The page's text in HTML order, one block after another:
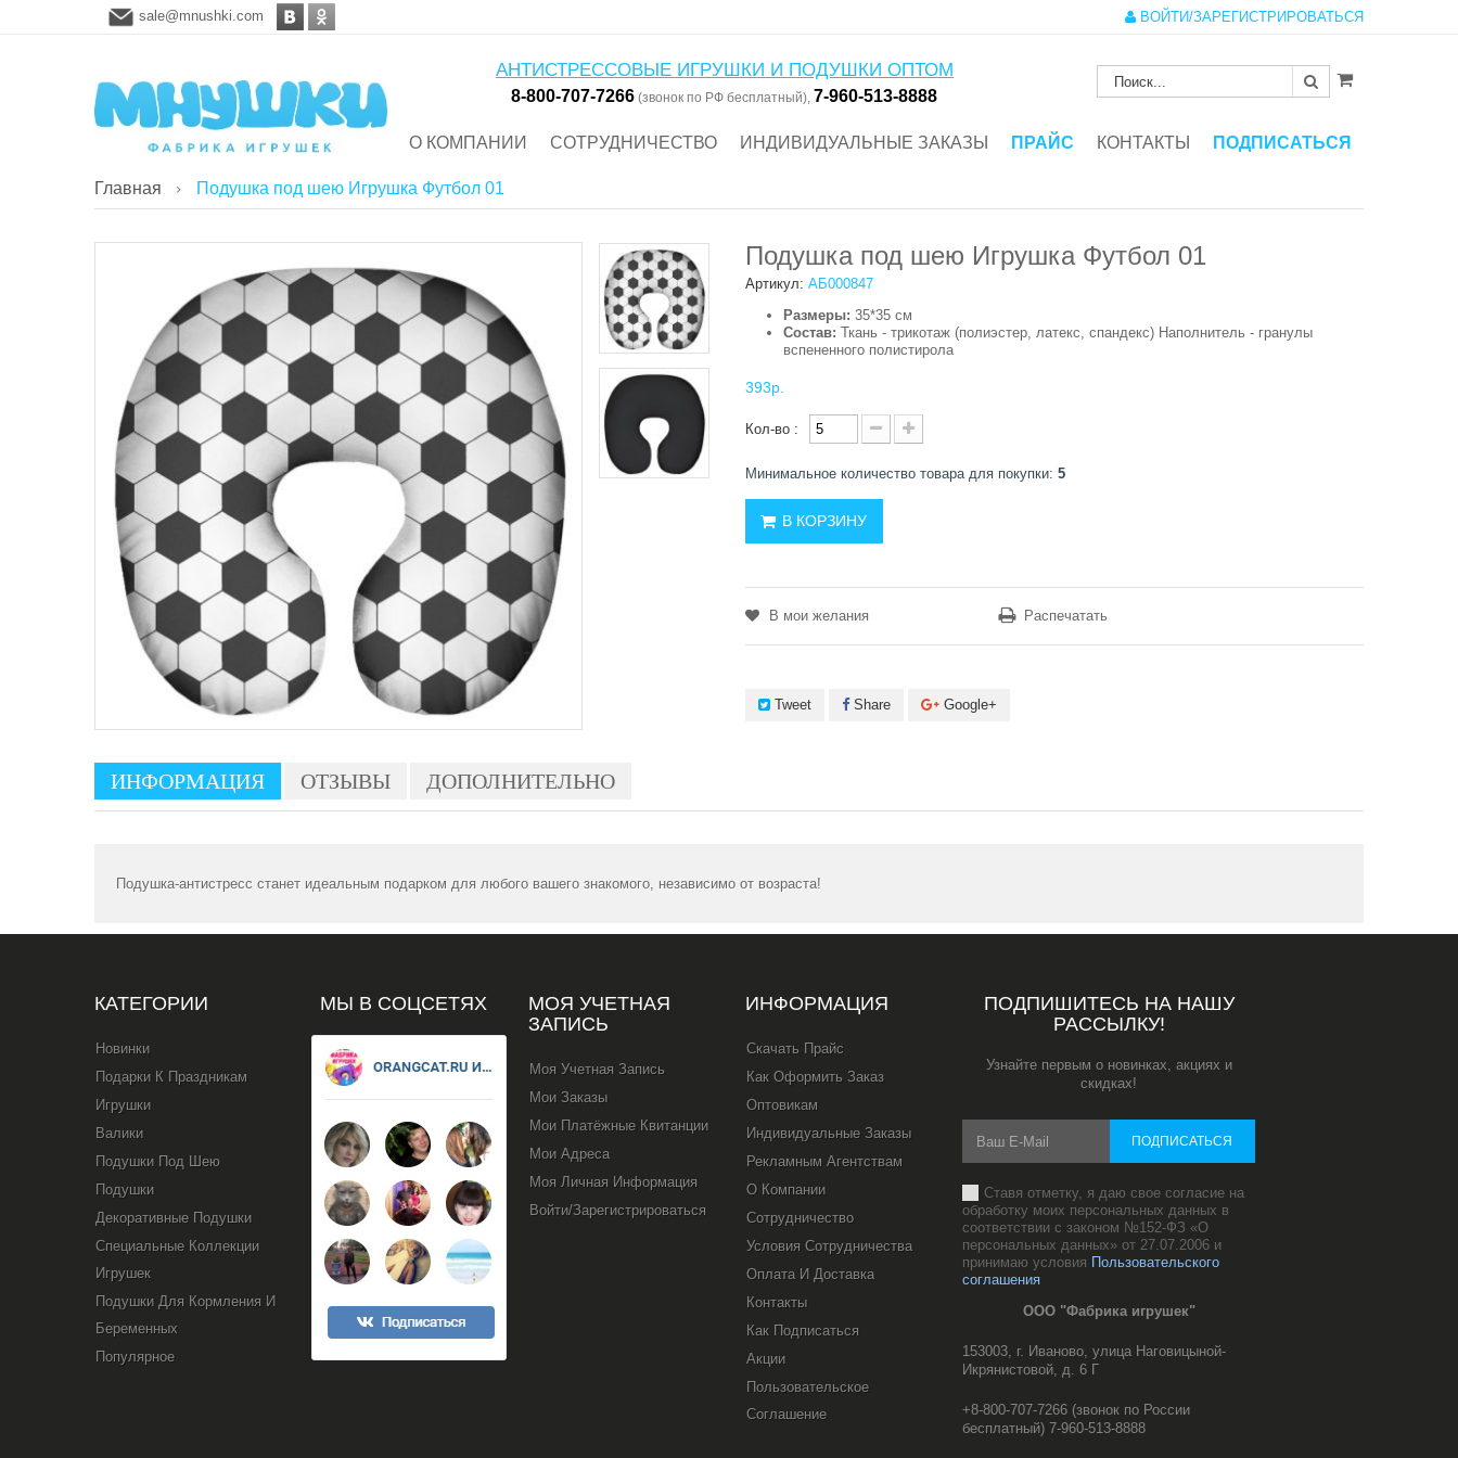
ВОЙТИ/ЗАРЕГИСТРИРОВАТЬСЯ
sale@mnushki.com
АНТИСТРЕССОВЫЕ ИГРУШКИ И ПОДУШКИ ОПТОМ
8-800-707-7266 (звонок по РФ бесплатный), 7-960-513-8888
О КОМПАНИИ СОТРУДНИЧЕСТВО ИНДИВИДУАЛЬНЫЕ ЗАКАЗЫ ПРАЙС КОНТАКТЫ ПОДПИСАТЬСЯ
Главная Подушка под шею Игрушка Футбол 01
Подушка под шею Игрушка Футбол 01
Артикул: АБ000847
Размеры: 35*35 см
Состав: Ткань - трикотаж (полиэстер, латекс, спандекс) Наполнитель - гранулы
вспененного полистирола
393р.
Кол-во :
Минимальное количество товара для покупки: 5
В КОРЗИНУ
В мои желания Распечатать
Tweet Share Google+
ИНФОРМАЦИЯ ОТЗЫВЫ ДОПОЛНИТЕЛЬНО
Подушка-антистресс станет идеальным подарком для любого вашего знакомого, независимо от возраста!
КАТЕГОРИИ
Новинки
Подарки К Праздникам
Игрушки
Валики
Подушки Под Шею
Подушки
Декоративные Подушки
Специальные Коллекции
Игрушек
Подушки Для Кормления И
Беременных
Популярное
МЫ В СОЦСЕТЯХ
МОЯ УЧЕТНАЯ
ЗАПИСЬ
Моя Учетная Запись
Мои Заказы
Мои Платёжные Квитанции
Мои Адреса
Моя Личная Информация
Войти/Зарегистрироваться
ИНФОРМАЦИЯ
Скачать Прайс
Как Оформить Заказ
Оптовикам
Индивидуальные Заказы
Рекламным Агентствам
О Компании
Сотрудничество
Условия Сотрудничества
Оплата И Доставка
Контакты
Как Подписаться
Акции
Пользовательское
Соглашение
ПОДПИШИТЕСЬ НА НАШУ
РАССЫЛКУ!
Узнайте первым о новинках, акциях и
скидках!
Ставя отметку, я даю свое согласие на
обработку моих персональных данных в
соответствии с законом №152-ФЗ «О
персональных данных» от 27.07.2006 и
принимаю условия Пользовательского
соглашения
ПОДПИСАТЬСЯ
ООО "Фабрика игрушек"
153003, г. Иваново, улица Наговицыной-
Икрянистовой, д. 6 Г
+8-800-707-7266 (звонок по России
бесплатный) 7-960-513-8888